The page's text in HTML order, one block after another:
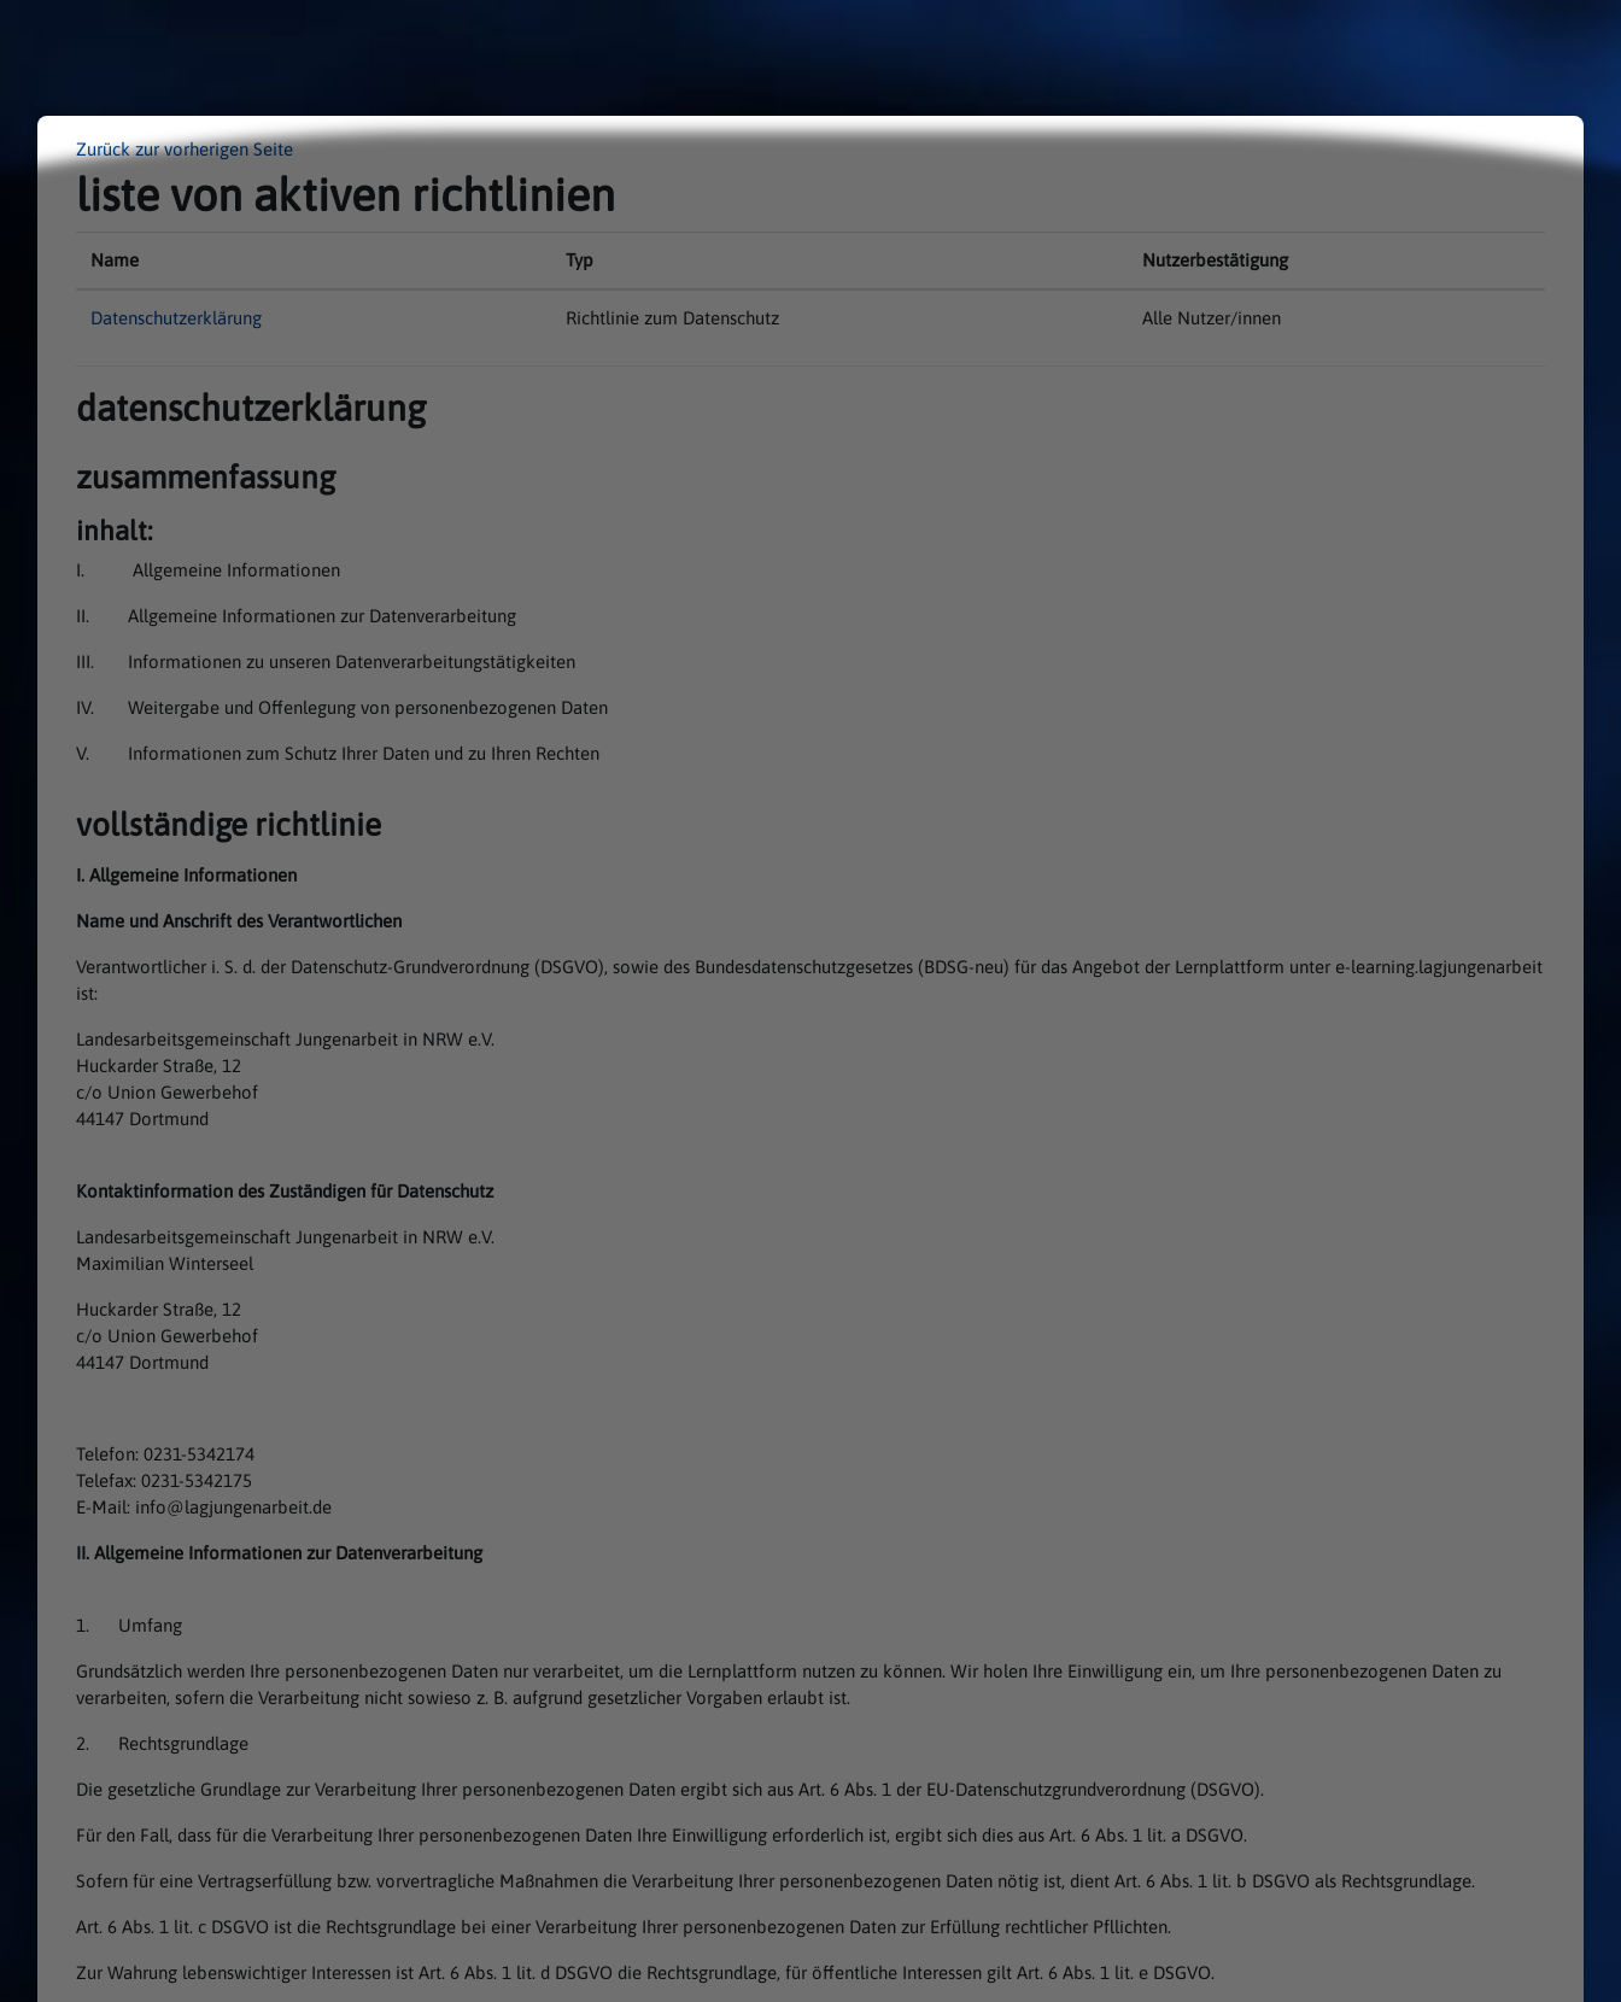
Zurück zur vorherigen Seite
liste von aktiven richtlinien
Name Typ Nutzerbestätigung
Datenschutzerklärung Richtlinie zum Datenschutz Alle Nutzer/innen
datenschutzerklärung
zusammenfassung
inhalt:
I. Allgemeine Informationen
II. Allgemeine Informationen zur Datenverarbeitung
III. Informationen zu unseren Datenverarbeitungstätigkeiten
IV. Weitergabe und Offenlegung von personenbezogenen Daten
V. Informationen zum Schutz Ihrer Daten und zu Ihren Rechten
vollständige richtlinie
I. Allgemeine Informationen
Name und Anschrift des Verantwortlichen
Verantwortlicher i. S. d. der Datenschutz-Grundverordnung (DSGVO), sowie des Bundesdatenschutzgesetzes (BDSG-neu) für das Angebot der Lernplattform unter e-learning.lagjungenarbeit
ist:
Landesarbeitsgemeinschaft Jungenarbeit in NRW e.V.
Huckarder Straße, 12
c/o Union Gewerbehof
44147 Dortmund
Kontaktinformation des Zuständigen für Datenschutz
Landesarbeitsgemeinschaft Jungenarbeit in NRW e.V.
Maximilian Winterseel
Huckarder Straße, 12
c/o Union Gewerbehof
44147 Dortmund
Telefon: 0231-5342174
Telefax: 0231-5342175
E-Mail: info@lagjungenarbeit.de
II. Allgemeine Informationen zur Datenverarbeitung
1. Umfang
Grundsätzlich werden Ihre personenbezogenen Daten nur verarbeitet, um die Lernplattform nutzen zu können. Wir holen Ihre Einwilligung ein, um Ihre personenbezogenen Daten zu
verarbeiten, sofern die Verarbeitung nicht sowieso z. B. aufgrund gesetzlicher Vorgaben erlaubt ist.
2. Rechtsgrundlage
Die gesetzliche Grundlage zur Verarbeitung Ihrer personenbezogenen Daten ergibt sich aus Art. 6 Abs. 1 der EU-Datenschutzgrundverordnung (DSGVO).
Für den Fall, dass für die Verarbeitung Ihrer personenbezogenen Daten Ihre Einwilligung erforderlich ist, ergibt sich dies aus Art. 6 Abs. 1 lit. a DSGVO.
Sofern für eine Vertragserfüllung bzw. vorvertragliche Maßnahmen die Verarbeitung Ihrer personenbezogenen Daten nötig ist, dient Art. 6 Abs. 1 lit. b DSGVO als Rechtsgrundlage.
Art. 6 Abs. 1 lit. c DSGVO ist die Rechtsgrundlage bei einer Verarbeitung Ihrer personenbezogenen Daten zur Erfüllung rechtlicher Pfllichten.
Zur Wahrung lebenswichtiger Interessen ist Art. 6 Abs. 1 lit. d DSGVO die Rechtsgrundlage, für öffentliche Interessen gilt Art. 6 Abs. 1 lit. e DSGVO.